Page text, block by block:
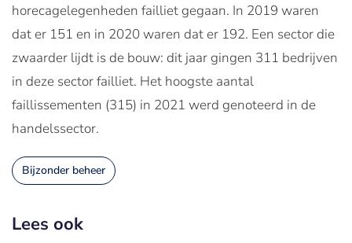
horecagelegenheden failliet gegaan. In 2019 waren
dat er 151 en in 2020 waren dat er 192. Een sector die
zwaarder lijdt is de bouw: dit jaar gingen 311 bedrijven
in deze sector failliet. Het hoogste aantal
faillissementen (315) in 2021 werd genoteerd in de
handelssector.
Bijzonder beheer
Lees ook